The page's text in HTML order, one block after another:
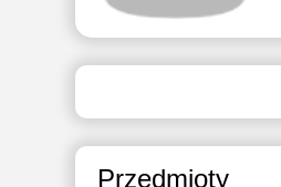
Przedmioty
nie
9
dostępnych